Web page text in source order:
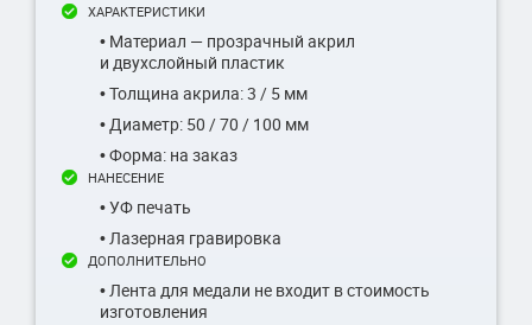
ХАРАКТЕРИСТИКИ
• Материал — прозрачный акрил
и двухслойный пластик
• Толщина акрила: 3 / 5 мм
• Диаметр: 50 / 70 / 100 мм
• Форма: на заказ
НАНЕСЕНИЕ
• УФ печать
• Лазерная гравировка
ДОПОЛНИТЕЛЬНО
• Лента для медали не входит в стоимость
изготовления